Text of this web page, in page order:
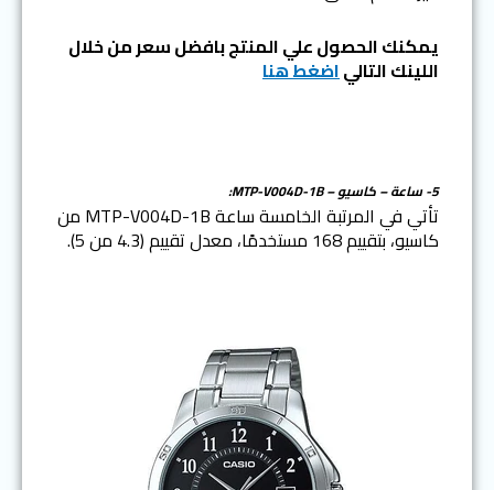
يمكنك الحصول علي المنتج بافضل سعر من خلال
اللينك التالياضغط هنا
5- ساعة – كاسيو – MTP-V004D-1B:
تأتي في المرتبة الخامسة ساعة MTP-V004D-1B من
كاسيو، بتقييم 168 مستخدمًا، معدل تقييم (4.3 من 5).